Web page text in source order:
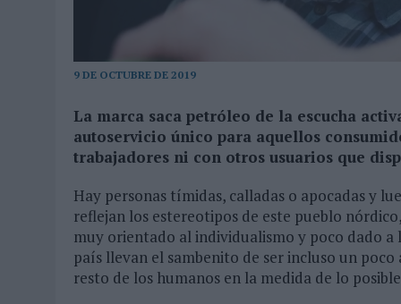
| MOVISTAR APELA A LA ILUSIÓN DE LAS AFICIONES PARA
‘LA VUELTA’, DE FENOMENAL PARA MÁLAGA CF
9 DE OCTUBRE DE 2019
La marca saca petróleo de la escucha
autoservicio único para aquellos
trabajadores ni con otros usuarios que
Hay personas tímidas, calladas o apocadas y
reflejan los estereotipos de este pueblo
muy orientado al individualismo y poco dado a
país llevan el sambenito de ser incluso un
resto de los humanos en la medida de lo